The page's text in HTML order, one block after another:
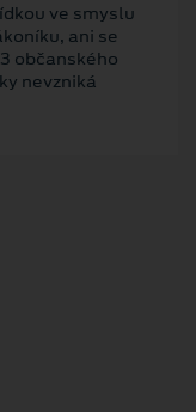
ve smyslu
ani se
občanského
nevzniká